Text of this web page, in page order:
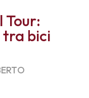
Tour:
tra bici